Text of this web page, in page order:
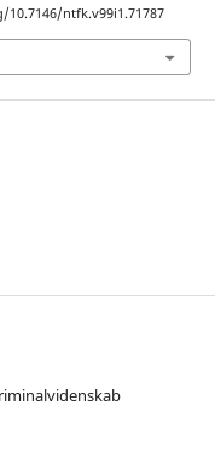
ntfk.v99i1.71787